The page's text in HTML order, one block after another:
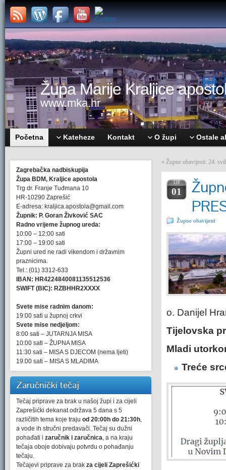
Župa Marije Kraljice
www.mka.hr
Početna Kateheze Kontakt O župi Ostale
Zagrebačka nadbiskupija
Župa BDM, Kraljice apostola
Trg dr. Franje Tuđmana 10
HR-10290 Zaprešić
E-adresa: kraljica.apostola@gmail.com
Župnik: P. Goran Živković SAC
Radno vrijeme župnog ureda:
10:00 – 12:00 sati
17:00 – 19:00 sati
Župni ured ne radi vikendom i državnim
praznicima.
Tel.: (01) 3312-633
IBAN: HR4224840081135512536
SWIFT (BIC): RZBHHR2XXXX
Svete mise radnim danom:
19:00 sati u župnoj crkvi
Svete mise nedjeljom:
8:00 sati – JUTARNJA MISA
10:00 sati – ŽUPNA MISA
11:30 sati – MISA S DJECOM (nema ljeti)
19:00 sati – MISA S MLADIMA
Zaručnički tečaj
Tečaj priprave za brak u našoj župi i za cijeli
Zaprešićki dekanat održava 5 dana s 5
različitih tema koje traju od 20:00h do 21:30h,
a vode ih stručni predavači. Tečaj su dužni
pohađati i zaručnik i zaručnica, a na kraju
tečaja oboje dobivaju potvrdu o pohađanju
tečaju.
Tečajevi priprave za brak za cijeli Zaprešićki
« Župne obavijesti: 24.
LIP.
01
Župne obavijesti
o. Danijel
Tijelovska
Mladi
Treće